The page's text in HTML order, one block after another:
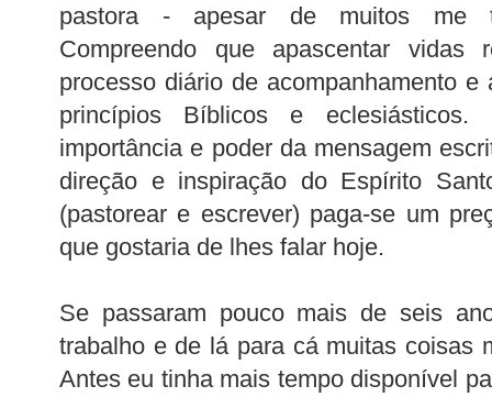
pastora - apesar de muitos me
Compreendo que apascentar vidas
processo diário de acompanhamento e
princípios Bíblicos e eclesiásticos.
importância e poder da mensagem
direção e inspiração do Espírito
(pastorear e escrever) paga-se um
que gostaria de lhes falar hoje.
Se passaram pouco mais de seis
trabalho e de lá para cá muitas coisas
Antes eu tinha mais tempo disponível